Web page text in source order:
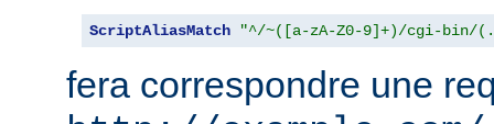
ScriptAliasMatch "^/~([a-zA-Z0-9]+)/cgi-bin/
fera correspondre une